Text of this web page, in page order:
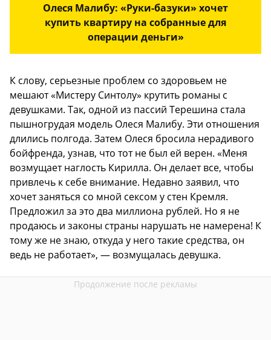
Олеся Малибу: «Руки-базуки» хочет
купить квартиру на собранные для
операции деньги»
К слову, серьезные проблем со здоровьем не
мешают «Мистеру Синтолу» крутить романы с
девушками. Так, одной из пассий Терешина стала
пышногрудая модель Олеся Малибу. Эти отношения
длились полгода. Затем Олеся бросила нерадивого
бойфренда, узнав, что тот не был ей верен. «Меня
возмущает наглость Кирилла. Он делает все, чтобы
привлечь к себе внимание. Недавно заявил, что
хочет заняться со мной сексом у стен Кремля.
Предложил за это два миллиона рублей. Но я не
продаюсь и законы страны нарушать не намерена! К
тому же не знаю, откуда у него такие средства, он
ведь не работает», — возмущалась девушка.